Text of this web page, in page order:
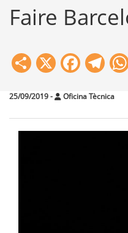
Herramientas
Faire
Share
X
25/09/2019- Oficina Tècnica